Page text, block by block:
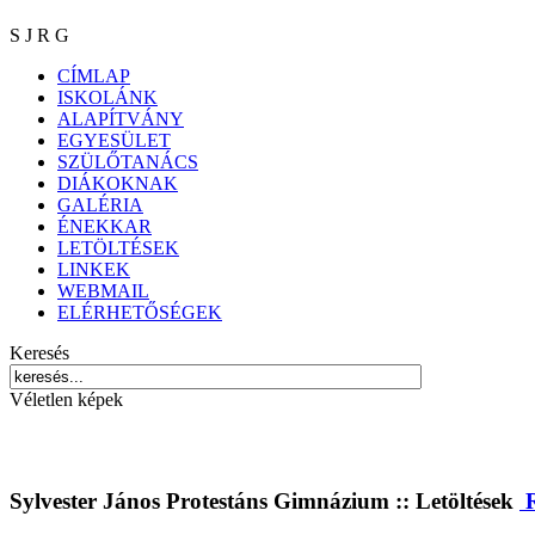
S J R G
CÍMLAP
ISKOLÁNK
ALAPÍTVÁNY
EGYESÜLET
SZÜLŐTANÁCS
DIÁKOKNAK
GALÉRIA
ÉNEKKAR
LETÖLTÉSEK
LINKEK
WEBMAIL
ELÉRHETŐSÉGEK
Keresés
Véletlen képek
Sylvester János Protestáns Gimnázium :: Letöltések